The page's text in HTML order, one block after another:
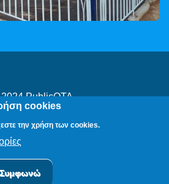
PublicOTA
|Cookies|Πολιτική Προστασίας
Δεδομένων
cookies
την χρήση των cookies.